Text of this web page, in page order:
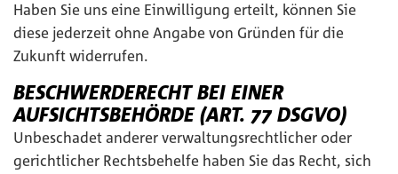
Haben Sie uns eine Einwilligung erteilt, können Sie
diese jederzeit ohne Angabe von Gründen für die
Zukunft widerrufen.
BESCHWERDERECHT BEI EINER
AUFSICHTSBEHÖRDE (ART. 77 DSGVO)
Unbeschadet anderer verwaltungsrechtlicher oder
gerichtlicher Rechtsbehelfe haben Sie das Recht, sich